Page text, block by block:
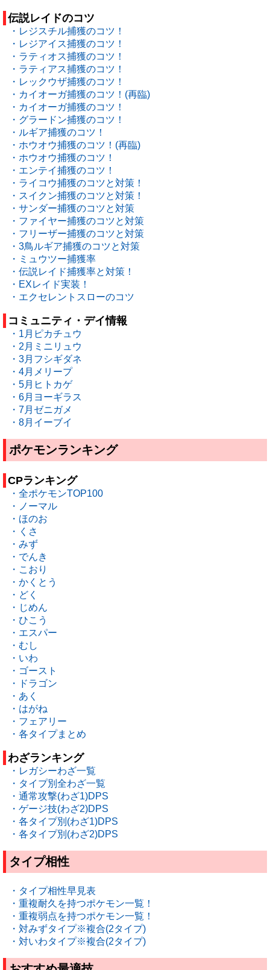
伝説レイドのコツ
・レジスチル捕獲のコツ！
・レジアイス捕獲のコツ！
・ラティオス捕獲のコツ！
・ラティアス捕獲のコツ！
・レックウザ捕獲のコツ！
・カイオーガ捕獲のコツ！(再臨)
・カイオーガ捕獲のコツ！
・グラードン捕獲のコツ！
・ルギア捕獲のコツ！
・ホウオウ捕獲のコツ！(再臨)
・ホウオウ捕獲のコツ！
・エンテイ捕獲のコツ！
・ライコウ捕獲のコツと対策！
・スイクン捕獲のコツと対策！
・サンダー捕獲のコツと対策
・ファイヤー捕獲のコツと対策
・フリーザー捕獲のコツと対策
・3鳥ルギア捕獲のコツと対策
・ミュウツー捕獲率
・伝説レイド捕獲率と対策！
・EXレイド実装！
・エクセレントスローのコツ
コミュニティ・デイ情報
・1月ピカチュウ
・2月ミニリュウ
・3月フシギダネ
・4月メリープ
・5月ヒトカゲ
・6月ヨーギラス
・7月ゼニガメ
・8月イーブイ
ポケモンランキング
CPランキング
・全ポケモンTOP100
・ノーマル
・ほのお
・くさ
・みず
・でんき
・こおり
・かくとう
・どく
・じめん
・ひこう
・エスパー
・むし
・いわ
・ゴースト
・ドラゴン
・あく
・はがね
・フェアリー
・各タイプまとめ
わざランキング
・レガシーわざ一覧
・タイプ別全わざ一覧
・通常攻撃(わざ1)DPS
・ゲージ技(わざ2)DPS
・各タイプ別(わざ1)DPS
・各タイプ別(わざ2)DPS
タイプ相性
・タイプ相性早見表
・重複耐久を持つポケモン一覧！
・重複弱点を持つポケモン一覧！
・対みずタイプ※複合(2タイプ)
・対いわタイプ※複合(2タイプ)